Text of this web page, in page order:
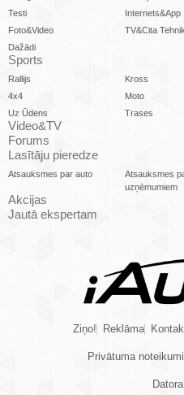
Testi
Internets&App
Foto&Video
TV&Cita
Dažādi
Sports
Rallijs Kross
4x4
Moto
Uz Ūdens
Trases
Video&TV
Forums
Lasītāju pieredze
Atsauksmes par auto
Atsauksmes
uzņēmumiem
Akcijas
Jautā ekspertam
Ziņo! Reklāma
Privātuma noteikumi